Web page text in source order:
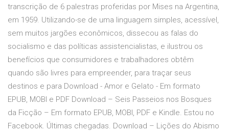
transcrição de 6 palestras proferidas por Mises na Argentina,
em 1959. Utilizando-se de uma linguagem simples, acessível,
sem muitos jargões econômicos, dissecou as falas do
socialismo e das políticas assistencialistas, e ilustrou os
benefícios que consumidores e trabalhadores obtêm
quando são livres para empreender, para traçar seus
destinos e para Download - Amor e Gelato - Em formato
EPUB, MOBI e PDF Download – Seis Passeios nos Bosques
da Ficção – Em formato EPUB, MOBI, PDF e Kindle. Estou no
Facebook. Últimas chegadas. Download – Lições do Abismo